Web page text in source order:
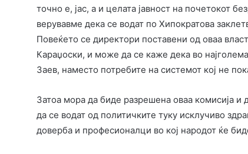
точно е, јас, а и целата јавност на почетокот
верувавме дека се водат по Хипократова
Повеќето се директори поставени од оваа
Караџоски, и може да се каже дека во
Заев, наместо потребите на системот кој не
Затоа мора да биде разрешена оваа комисија
да се водат од политичките туку исклучиво
доверба и професионалци во кој народот ќе